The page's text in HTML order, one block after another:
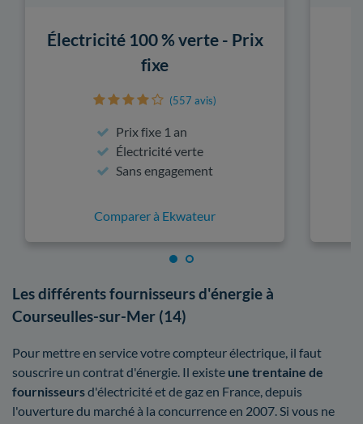
Électricité 100 % verte - Prix
fixe
(557 avis)
Prix fixe 1 an
Électricité verte
Sans engagement
Comparer à Ekwateur
Les différents fournisseurs d'énergie à
Courseulles-sur-Mer (14)
Pour mettre en service votre compteur électrique, il faut
souscrire un contrat d'énergie. Il existe une trentaine de
fournisseursd'électricité et de gaz en France, depuis
l'ouverture du marché à la concurrence en 2007. Si vous ne